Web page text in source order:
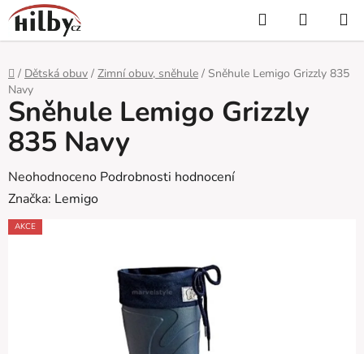
Přejít
na
obsah
Hledat
KOŠÍK
Domů
/ Dětská obuv / Zimní obuv, sněhule / Sněhule Lemigo Grizzly 835
Navy
Sněhule Lemigo Grizzly
835 Navy
Průměrné
hodnocení
produktu
Neohodnoceno Podrobnosti hodnocení
Značka: Lemigo
AKCE